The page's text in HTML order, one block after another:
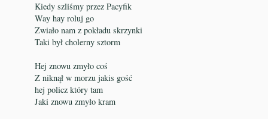
Kiedy szliśmy przez Pacyfik
Way hay roluj go
Zwiało nam z pokładu skrzynki
Taki był cholerny sztorm
Hej znowu zmyło coś
Z niknął w morzu jakis gość
hej policz który tam
Jaki znowu zmyło kram